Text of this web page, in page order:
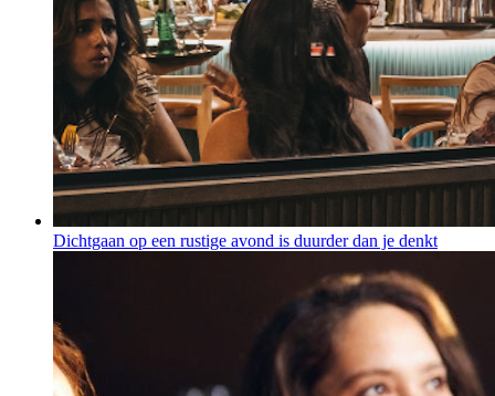
Dichtgaan op een rustige avond is duurder dan je denkt